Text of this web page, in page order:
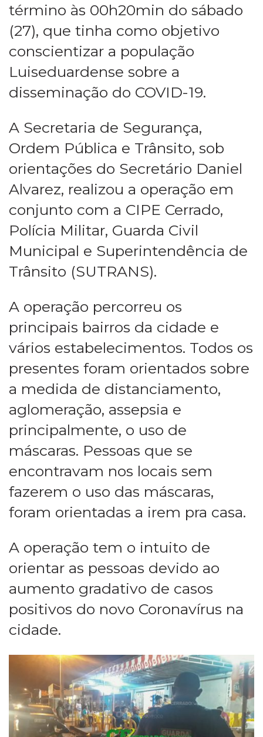
término às 00h20min do sábado
(27), que tinha como objetivo
conscientizar a população
Luiseduardense sobre a
disseminação do COVID-19.
A Secretaria de Segurança,
Ordem Pública e Trânsito, sob
orientações do Secretário Daniel
Alvarez, realizou a operação em
conjunto com a CIPE Cerrado,
Polícia Militar, Guarda Civil
Municipal e Superintendência de
Trânsito (SUTRANS).
A operação percorreu os
principais bairros da cidade e
vários estabelecimentos. Todos os
presentes foram orientados sobre
a medida de distanciamento,
aglomeração, assepsia e
principalmente, o uso de
máscaras. Pessoas que se
encontravam nos locais sem
fazerem o uso das máscaras,
foram orientadas a irem pra casa.
A operação tem o intuito de
orientar as pessoas devido ao
aumento gradativo de casos
positivos do novo Coronavírus na
cidade.